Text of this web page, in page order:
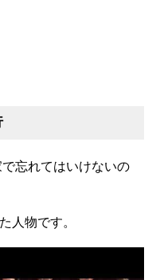
忘れてはいけないの
人物です。